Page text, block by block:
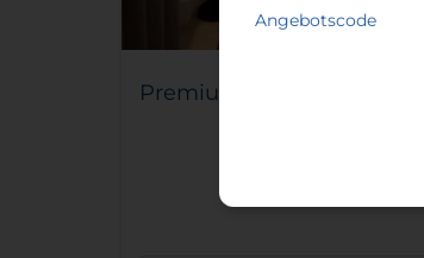
Premium Zimmer
Angebotscode